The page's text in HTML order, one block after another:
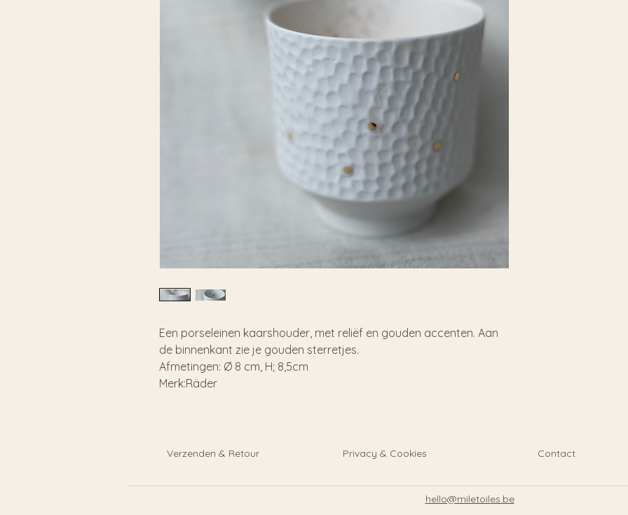
Een porseleinen kaarshouder, met reliëf en gouden accenten. Aan
de binnenkant zie je gouden sterretjes.
Afmetingen: Ø 8 cm, H; 8,5cm
Merk:Räder
Verzenden & Retour Privacy & Cookies Contact
hello@miletoiles.be